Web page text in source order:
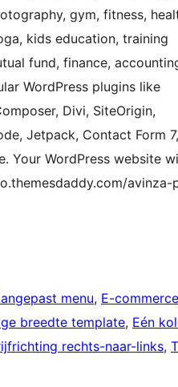
gym, fitness,
kids education, training
fund, finance,
WordPress plugins like
Divi, SiteOrigin,
Jetpack, Contact Form 7,
Your WordPress website
avinza-
menu, E-commerce
breedte template, Eén
rechts-naar-links,